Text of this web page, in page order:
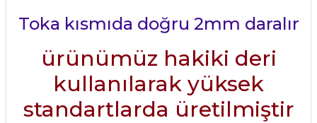
Toka kısmıda doğru 2mm daralır
ürünümüz hakiki deri
kullanılarak yüksek
standartlarda üretilmiştir